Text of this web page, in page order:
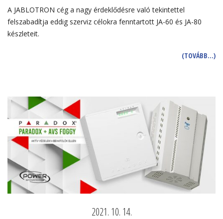
A JABLOTRON cég a nagy érdeklődésre való tekintettel
felszabadítja eddig szerviz célokra fenntartott JA-60 és JA-80
készleteit.
(TOVÁBB…)
2021. 10. 14.